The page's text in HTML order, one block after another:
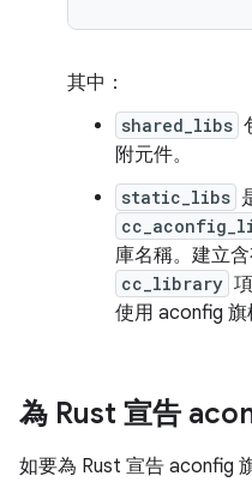
其中：
shared_libs
附元件。
static_libs
庫名稱。建立
cc_library
使用 aconfig 旗
為 Rust 宣告
如要為 Rust 宣告 aconfig